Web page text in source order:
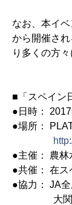
なお、本イ
から開催さ
り多くの方
■「スペイン
●日時：
●場所：
●主催： 農林
●共催： 在ス
●協力： JA
大関株式